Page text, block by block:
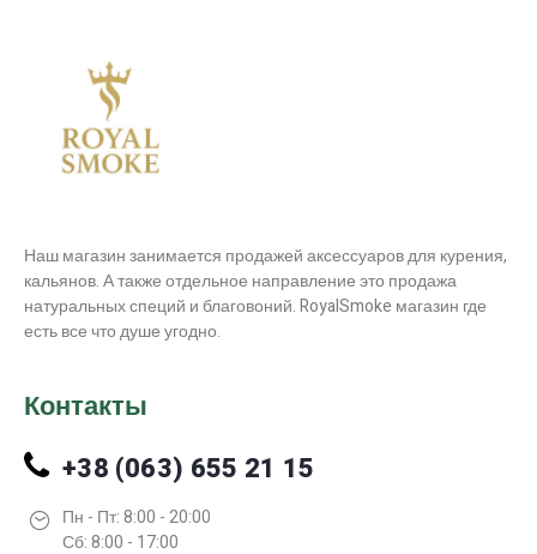
Наш магазин занимается продажей аксессуаров для курения,
кальянов. А также отдельное направление это продажа
натуральных специй и благовоний. RoyalSmoke магазин где
есть все что душе угодно.
Контакты
+38 (063) 655 21 15
Пн - Пт: 8:00 - 20:00
Сб: 8:00 - 17:00